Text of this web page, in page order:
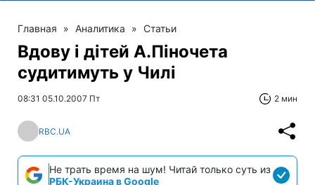
Главная » Аналитика » Статьи
Вдову і дітей А.Піночета
судитимуть у Чилі
08:31 05.10.2007 Пт 2 мин
RBC.UA
Не трать время на шум! Читай только суть из
РБК-Украина в Google